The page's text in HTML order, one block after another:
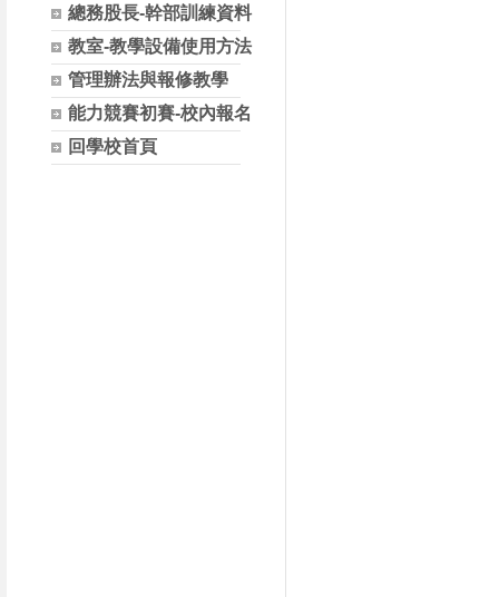
總務股長-幹部訓練資料
教室-教學設備使用方法
管理辦法與報修教學
能力競賽初賽-校內報名
回學校首頁